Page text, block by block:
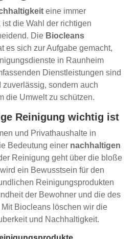
eine immer
die Wahl der richtigen
Die Biocleans
es sich zur Aufgabe gemacht,
in Raunheim
Dienstleistungen sind
sondern auch
die Umwelt zu schützen.
Reinigung wichtig ist
und Privathaushalte in
Bedeutung einer nachhaltigen
Reinigung geht über die bloße
ein Bewusstsein für den
Reinigungsprodukten
der Bewohner und die des
Biocleans löschen wir die
und Nachhaltigkeit.